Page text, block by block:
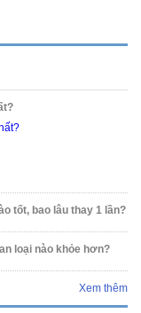
tốt, bao lâu thay 1 lần?
loại nào khỏe hơn?
Xem thêm